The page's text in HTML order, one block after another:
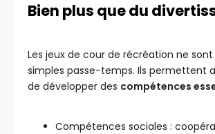
Bien plus que du
Les jeux de cour de récréation ne sont
simples passe-temps. Ils permettent
de développer des compétences
Compétences sociales :